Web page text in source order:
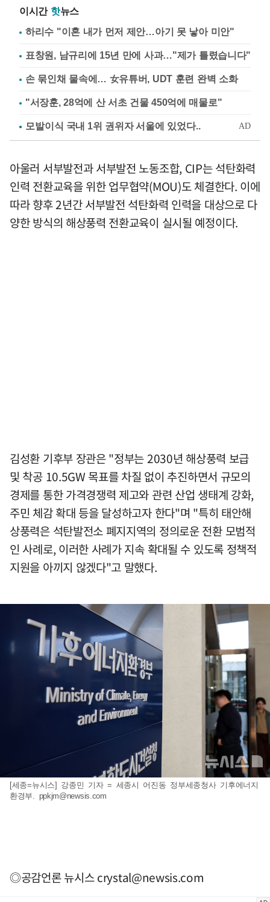
이시간 핫뉴스
하리수 "이혼 내가 먼저 제안…아기 못 낳아 미안"
표창원, 남규리에 15년 만에 사과…"제가 틀렸습니다"
손 묶인채 물속에… 女유튜버, UDT 훈련 완벽 소화
"서장훈, 28억에 산 서초 건물 450억에 매물로"
아울러 서부발전과 서부발전 노동조합, CIP는 석탄화력
인력 전환교육을 위한 업무협약(MOU)도 체결한다. 이에
따라 향후 2년간 서부발전 석탄화력 인력을 대상으로 다
양한 방식의 해상풍력 전환교육이 실시될 예정이다.
김성환 기후부 장관은 "정부는 2030년 해상풍력 보급
및 착공 10.5GW 목표를 차질 없이 추진하면서 규모의
경제를 통한 가격경쟁력 제고와 관련 산업 생태계 강화,
주민 체감 확대 등을 달성하고자 한다"며 "특히 태안해
상풍력은 석탄발전소 폐지지역의 정의로운 전환 모범적
인 사례로, 이러한 사례가 지속 확대될 수 있도록 정책적
지원을 아끼지 않겠다"고 말했다.
[세종=뉴시스] 강종민 기자 = 세종시 어진동 정부세종청사 기후에너지
환경부. ppkjm@newsis.com
◎공감언론 뉴시스crystal@newsis.com